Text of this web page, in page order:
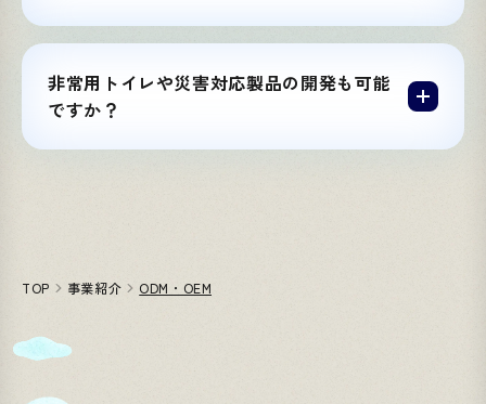
非常用トイレや災害対応製品の開発も可能
ですか？
TOP 事業紹介 ODM・OEM